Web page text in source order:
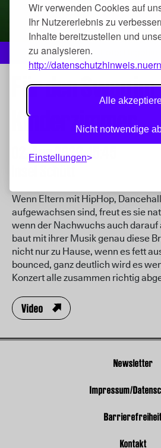
Wir verwenden Cookies auf
Ihr Nutzererlebnis zu
Inhalte bereitzustellen und
zu analysieren.
http://
Alle
Nicht notwendige
Einstellungen
Für den Swag im
Kinderzimmer
02. Aug 2026,15:45
Wenn Eltern mit HipHop,
aufgewachsen sind, freut es sie
wenn der Nachwuchs auch darauf
baut mit ihrer Musik genau diese
nicht nur zu Hause, wenn es fett
bounced, ganz deutlich wird es
Konzert alle zusammen richtig
Video
Newsletter
Impressum/
Kontakt